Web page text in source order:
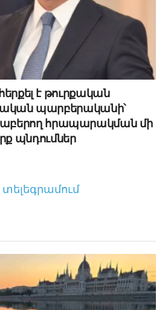
է թուրքական
պարբերականի՝
հրապարակման մի
պնդումներ